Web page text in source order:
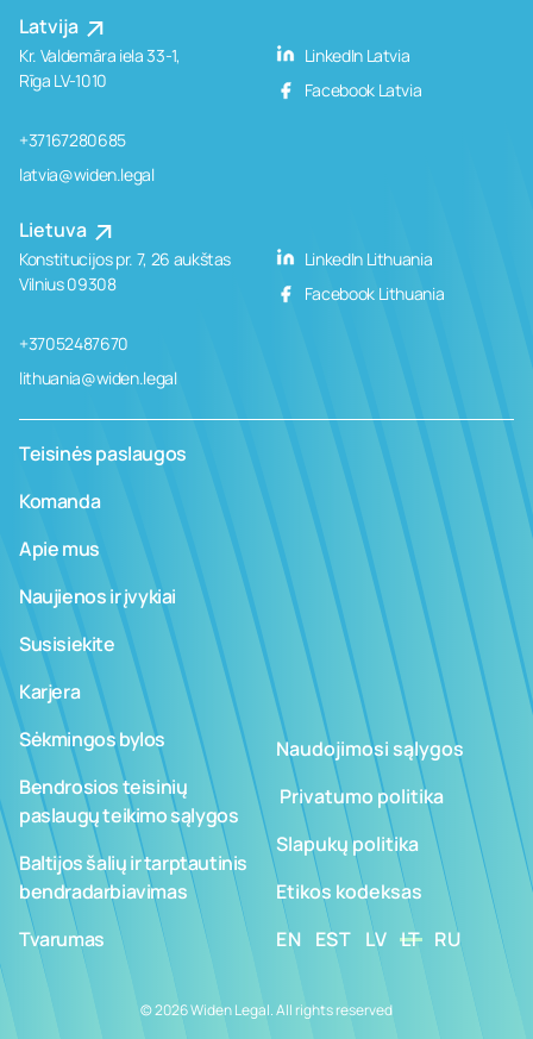
Latvija
Kr. Valdemāra iela 33-1,
Rīga LV-1010
+37167280685
latvia@widen.legal
LinkedIn Latvia
Facebook Latvia
Lietuva
Konstitucijos pr. 7, 26 aukštas
Vilnius 09308
+37052487670
lithuania@widen.legal
LinkedIn Lithuania
Facebook Lithuania
Teisinės paslaugos
Komanda
Apie mus
Naujienos ir įvykiai
Susisiekite
Karjera
Sėkmingos bylos
Bendrosios teisinių
paslaugų teikimo sąlygos
Baltijos šalių ir tarptautinis
bendradarbiavimas
Tvarumas
Naudojimosi sąlygos
­ ­­Privatumo politika
Slapukų politika
Etikos kodeksas
EN EST LV LT RU
© 2026 Widen Legal. All rights reserved